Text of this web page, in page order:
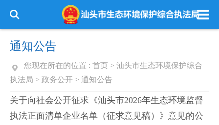
通知公告
您现在所在的位置 : 首页 > 汕头市生态环境保护综合
执法局 > 政务公开 > 通知公告
关于向社会公开征求《汕头市2026年生态环境监督
执法正面清单企业名单（征求意见稿）》意见的公